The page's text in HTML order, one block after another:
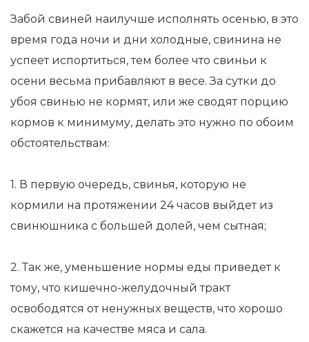
Забой свиней наилучше исполнять осенью, в это
время года ночи и дни холодные, свинина не
успеет испортиться, тем более что свиньи к
осени весьма прибавляют в весе. За сутки до
убоя свинью не кормят, или же сводят порцию
кормов к минимуму, делать это нужно по обоим
обстоятельствам:
1. В первую очередь, свинья, которую не
кормили на протяжении 24 часов выйдет из
свинюшника с большей долей, чем сытная;
2. Так же, уменьшение нормы еды приведет к
тому, что кишечно-желудочный тракт
освободятся от ненужных веществ, что хорошо
скажется на качестве мяса и сала.